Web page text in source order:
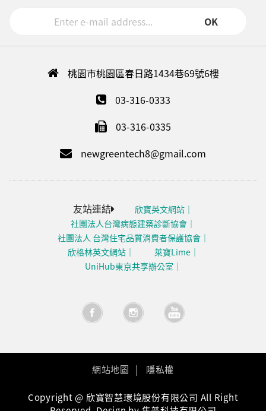
OK
桃園市桃園區春日路1434巷69號6樓
03-316-0333
03-316-0335
newgreentech8@gmail.com
友站連結
欣寶英文網站
社團法人台灣病態建築診斷協會
社團法人 台灣住宅品質消費者保護協會
欣格林英文網站
萊寶Lime
UniHub東京共享辦公室
網站地圖 隱私權
Copyright @ 欣寶智慧環境股份有限公司 All Right